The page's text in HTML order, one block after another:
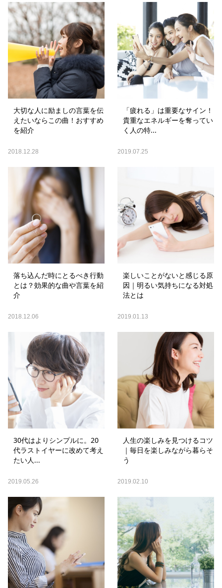
大切な人に励ましの言葉を伝
えたいならこの曲！おすすめ
を紹介
2018.12.28
「疲れる」は重要なサイン！
貴重なエネルギーを奪ってい
く人の特...
2019.07.25
落ち込んだ時にとるべき行動
とは？効果的な曲や言葉を紹
介
2018.12.06
楽しいことがないと感じる原
因｜明るい気持ちになる対処
法とは
2019.01.13
30代はよりシンプルに。20
代ラストイヤーに改めて考え
たい人...
2019.05.26
人生の楽しみを見つけるコツ
｜毎日を楽しみながら暮らそ
う
2019.02.10